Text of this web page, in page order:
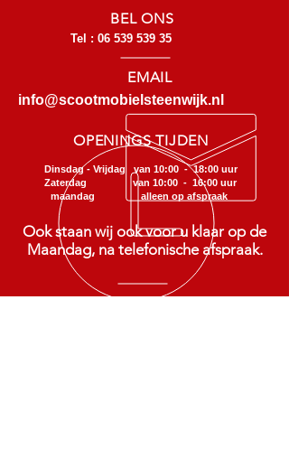
BEL ONS
Tel : 06 539 539 35
EMAIL
info@scootmobielsteenwijk.nl
OPENINGS TIJDEN
Dinsdag - Vrijdag van 10:00 - 18:00 uur
Zaterdag van 10:00 - 16:00 uur
maandag alleen op afspraak
Ook staan wij ook voor u klaar op de
Maandag, na telefonische afspraak.